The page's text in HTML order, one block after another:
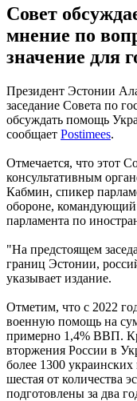
Совет
мнение по
значение для
Президент Эстонии
заседание Совета по
обсуждать помощь
сообщает Postimees.
Отмечается, что этот
консультативным
Кабмин, спикер
обороне,
парламента по
"На предстоящем
границ Эстонии,
указывает издание.
Отметим, что с 2022
военную помощь на
примерно 1,4% ВВП.
вторжения России в
более 1300
шестая от количества
подготовлены за два